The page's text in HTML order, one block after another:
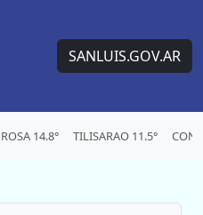
SANLUIS.GOV.AR
14.8° TILISARAO 11.5°